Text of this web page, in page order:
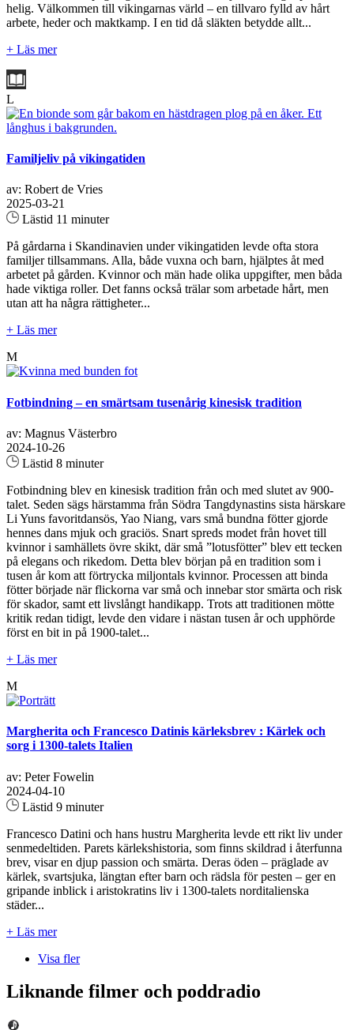
helig. Välkommen till vikingarnas värld – en tillvaro fylld av hårt
arbete, heder och maktkamp. I en tid då släkten betydde allt...
+ Läs mer
L
Familjeliv på vikingatiden
av: Robert de Vries
2025-03-21
Lästid 11 minuter
På gårdarna i Skandinavien under vikingatiden levde ofta stora
familjer tillsammans. Alla, både vuxna och barn, hjälptes åt med
arbetet på gården. Kvinnor och män hade olika uppgifter, men båda
hade viktiga roller. Det fanns också trälar som arbetade hårt, men
utan att ha några rättigheter...
+ Läs mer
M
Fotbindning – en smärtsam tusenårig kinesisk tradition
av: Magnus Västerbro
2024-10-26
Lästid 8 minuter
Fotbindning blev en kinesisk tradition från och med slutet av 900-
talet. Seden sägs härstamma från Södra Tangdynastins sista härskare
Li Yuns favoritdansös, Yao Niang, vars små bundna fötter gjorde
hennes dans mjuk och graciös. Snart spreds modet från hovet till
kvinnor i samhällets övre skikt, där små ”lotusfötter” blev ett tecken
på elegans och rikedom. Detta blev början på en tradition som i
tusen år kom att förtrycka miljontals kvinnor. Processen att binda
fötter började när flickorna var små och innebar stor smärta och risk
för skador, samt ett livslångt handikapp. Trots att traditionen mötte
kritik redan tidigt, levde den vidare i nästan tusen år och upphörde
först en bit in på 1900-talet...
+ Läs mer
M
Margherita och Francesco Datinis kärleksbrev : Kärlek och
sorg i 1300-talets Italien
av: Peter Fowelin
2024-04-10
Lästid 9 minuter
Francesco Datini och hans hustru Margherita levde ett rikt liv under
senmedeltiden. Parets kärlekshistoria, som finns skildrad i återfunna
brev, visar en djup passion och smärta. Deras öden – präglade av
kärlek, svartsjuka, längtan efter barn och rädsla för pesten – ger en
gripande inblick i aristokratins liv i 1300-talets norditalienska
städer...
+ Läs mer
Visa fler
Liknande filmer och poddradio